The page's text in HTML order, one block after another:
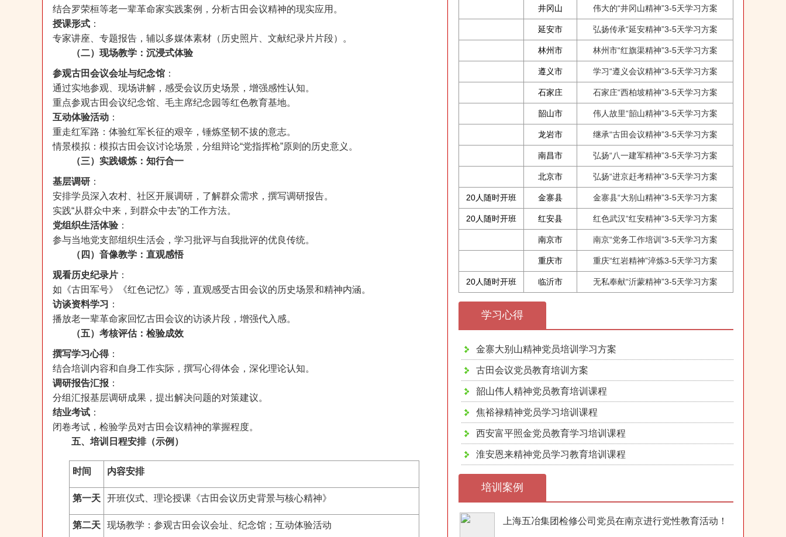
结合罗荣桓等老一辈革命家实践案例，分析古田会议精神的现实应用。
授课形式 ：
专家讲座、专题报告，辅以多媒体素材（历史照片、文献纪录片片段）。
（二）现场教学：沉浸式体验
参观古田会议会址与纪念馆 ：
通过实地参观、现场讲解，感受会议历史场景，增强感性认知。
重点参观古田会议纪念馆、毛主席纪念园等红色教育基地。
互动体验活动 ：
重走红军路：体验红军长征的艰辛，锤炼坚韧不拔的意志。
情景模拟：模拟古田会议讨论场景，分组辩论“党指挥枪”原则的历史意义。
（三）实践锻炼：知行合一
基层调研 ：
安排学员深入农村、社区开展调研，了解群众需求，撰写调研报告。
实践“从群众中来，到群众中去”的工作方法。
党组织生活体验 ：
参与当地党支部组织生活会，学习批评与自我批评的优良传统。
（四）音像教学：直观感悟
观看历史纪录片 ：
如《古田军号》《红色记忆》等，直观感受古田会议的历史场景和精神内涵。
访谈资料学习 ：
播放老一辈革命家回忆古田会议的访谈片段，增强代入感。
（五）考核评估：检验成效
撰写学习心得：
结合培训内容和自身工作实际，撰写心得体会，深化理论认知。
调研报告汇报 ：
分组汇报基层调研成果，提出解决问题的对策建议。
结业考试 ：
闭卷考试，检验学员对古田会议精神的掌握程度。
五、培训日程安排（示例）
时间 内容安排
第一天 开班仪式、理论授课《古田会议历史背景与核心精神》
第二天 现场教学：参观古田会议会址、纪念馆；互动体验活动
井冈山 伟大的“井冈山精神”3-5天学习方案
延安市 弘扬传承“延安精神”3-5天学习方案
林州市 林州市“红旗渠精神”3-5天学习方案
遵义市 学习“遵义会议精神”3-5天学习方案
石家庄 石家庄“西柏坡精神”3-5天学习方案
韶山市 伟人故里“韶山精神”3-5天学习方案
龙岩市 继承“古田会议精神”3-5天学习方案
南昌市 弘扬“八一建军精神”3-5天学习方案
北京市 弘扬“进京赶考精神”3-5天学习方案
20人随时开班 金寨县 金寨县“大别山精神”3-5天学习方案
20人随时开班 红安县 红色武汉“红安精神”3-5天学习方案
南京市 南京“党务工作培训”3-5天学习方案
重庆市 重庆“红岩精神”淬炼3-5天学习方案
20人随时开班 临沂市 无私奉献“沂蒙精神”3-5天学习方案
学习心得
金寨大别山精神党员培训学习方案
古田会议党员教育培训方案
韶山伟人精神党员教育培训课程
焦裕禄精神党员学习培训课程
西安富平照金党员教育学习培训课程
淮安恩来精神党员学习教育培训课程
培训案例
上海五冶集团检修公司党员在南京进行党性教育活动！